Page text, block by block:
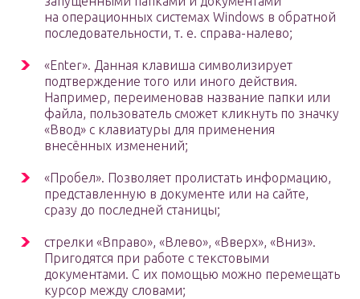
на операционных системах Windows в обратной
последовательности, т. е. справа-налево;
«Enter». Данная клавиша символизирует
подтверждение того или иного действия.
Например, переименовав название папки или
файла, пользователь сможет кликнуть по значку
«Ввод» с клавиатуры для применения
внесённых изменений;
«Пробел». Позволяет пролистать информацию,
представленную в документе или на сайте,
сразу до последней станицы;
стрелки «Вправо», «Влево», «Вверх», «Вниз».
Пригодятся при работе с текстовыми
документами. С их помощью можно перемещать
курсор между словами;